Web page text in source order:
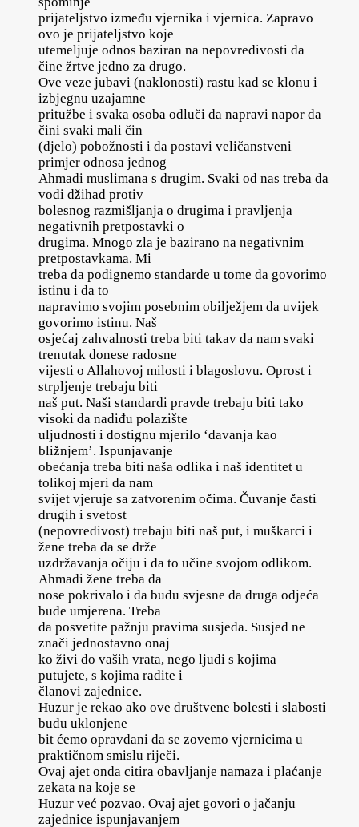
prijateljstvo između vjernika i vjernica. Zapravo
ovo je prijateljstvo koje
utemeljuje odnos baziran na nepovredivosti da
čine žrtve jedno za drugo.
Ove veze jubavi (naklonosti) rastu kad se klonu i
izbjegnu uzajamne
pritužbe i svaka osoba odluči da napravi napor da
čini svaki mali čin
(djelo) pobožnosti i da postavi veličanstveni
primjer odnosa jednog
Ahmadi muslimana s drugim. Svaki od nas treba da
vodi džihad protiv
bolesnog razmišljanja o drugima i pravljenja
negativnih pretpostavki o
drugima. Mnogo zla je bazirano na negativnim
pretpostavkama. Mi
treba da podignemo standarde u tome da govorimo
istinu i da to
napravimo svojim posebnim obilježjem da uvijek
govorimo istinu. Naš
osjećaj zahvalnosti treba biti takav da nam svaki
trenutak donese radosne
vijesti o Allahovoj milosti i blagoslovu. Oprost i
strpljenje trebaju biti
naš put. Naši standardi pravde trebaju biti tako
visoki da nadiđu polazište
uljudnosti i dostignu mjerilo ‘davanja kao
bližnjem’. Ispunjavanje
obećanja treba biti naša odlika i naš identitet u
tolikoj mjeri da nam
svijet vjeruje sa zatvorenim očima. Čuvanje časti
drugih i svetost
(nepovredivost) trebaju biti naš put, i muškarci i
žene treba da se drže
uzdržavanja očiju i da to učine svojom odlikom.
Ahmadi žene treba da
nose pokrivalo i da budu svjesne da druga odjeća
bude umjerena. Treba
da posvetite pažnju pravima susjeda. Susjed ne
znači jednostavno onaj
ko živi do vaših vrata, nego ljudi s kojima
putujete, s kojima radite i
članovi zajednice.
Huzur je rekao ako ove društvene bolesti i slabosti
budu uklonjene
bit ćemo opravdani da se zovemo vjernicima u
praktičnom smislu riječi.
Ovaj ajet onda citira obavljanje namaza i plaćanje
zekata na koje se
Huzur već pozvao. Ovaj ajet govori o jačanju
zajednice ispunjavanjem